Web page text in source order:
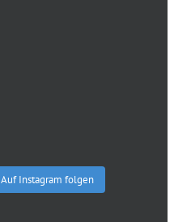
Auf Instagram folgen